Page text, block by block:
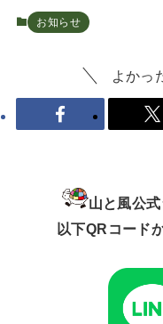
お知らせ
よかっ
山と風公
以下QRコード